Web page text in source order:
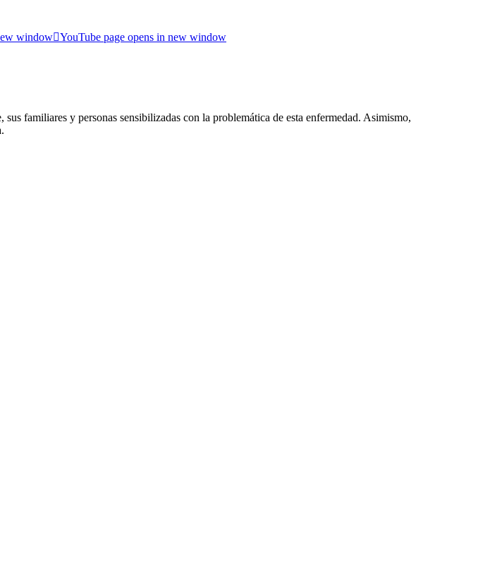
window YouTube page opens in new window
familiares y personas sensibilizadas con la problemática de esta enfermedad. Asimismo,